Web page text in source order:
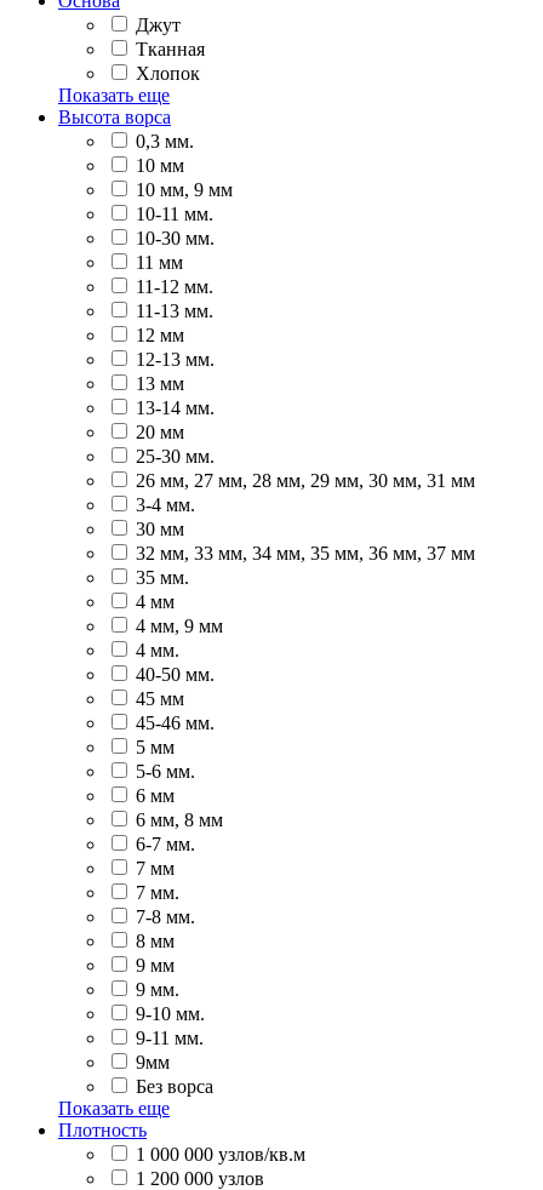
Джут
Тканная
Хлопок
Показать еще
Высота ворса
0,3 мм.
10 мм
10 мм, 9 мм
10-11 мм.
10-30 мм.
11 мм
11-12 мм.
11-13 мм.
12 мм
12-13 мм.
13 мм
13-14 мм.
20 мм
25-30 мм.
26 мм, 27 мм, 28 мм, 29 мм, 30 мм, 31 мм
3-4 мм.
30 мм
32 мм, 33 мм, 34 мм, 35 мм, 36 мм, 37 мм
35 мм.
4 мм
4 мм, 9 мм
4 мм.
40-50 мм.
45 мм
45-46 мм.
5 мм
5-6 мм.
6 мм
6 мм, 8 мм
6-7 мм.
7 мм
7 мм.
7-8 мм.
8 мм
9 мм
9 мм.
9-10 мм.
9-11 мм.
9мм
Без ворса
Показать еще
Плотность
1 000 000 узлов/кв.м
1 200 000 узлов